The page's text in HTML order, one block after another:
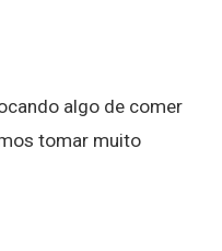
algo de comer
tomar muito